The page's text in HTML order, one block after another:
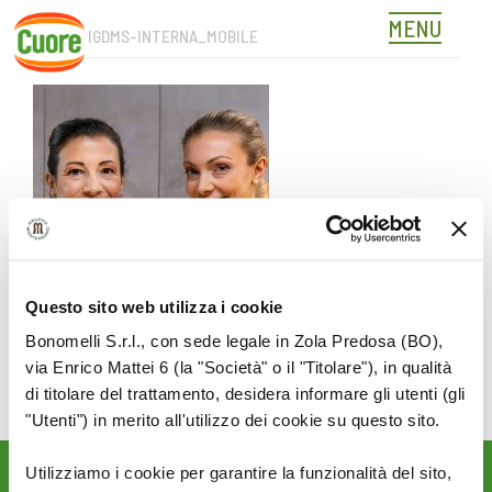
Questo sito web utilizza i cookie
Bonomelli S.r.l., con sede legale in Zola Predosa (BO),
via Enrico Mattei 6 (la "Società" o il "Titolare"), in qualità
di titolare del trattamento, desidera informare gli utenti (gli
"Utenti") in merito all'utilizzo dei cookie su questo sito.
Utilizziamo i cookie per garantire la funzionalità del sito,
Skip
content
MENU
CUO60_IGDMS-INTERNA_MOBILE